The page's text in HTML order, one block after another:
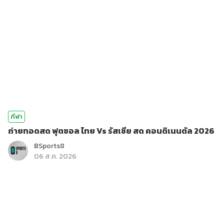
กีฬา
ถ่ายทอดสด ฟุตซอล ไทย Vs รัสเซีย สด คอนติเนนตัล 2026
BSports8
06 ส.ค. 2026